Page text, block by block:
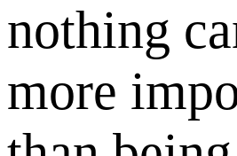
nothing
more